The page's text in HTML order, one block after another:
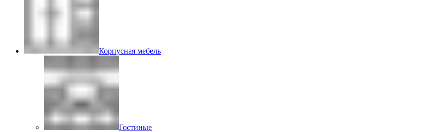
Корпусная мебель
Гостиные